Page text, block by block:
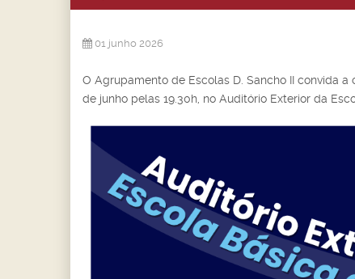
01 junho 2026
O Agrupamento de Escolas D. Sancho II convida
de junho pelas 19.30h, no Auditório Exterior da